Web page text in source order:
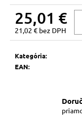
25,01 €
21,02 € bez DPH
Jednotková
Kategória:
EAN:
(473
ML)
PRVÁ
POMOCNÁ
SPREJ